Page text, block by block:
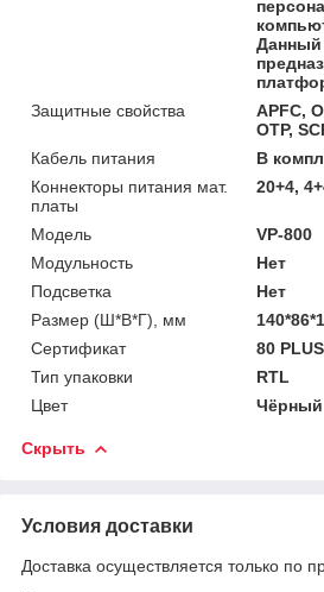
Данный
Защитные свойства
APFC,
OTP,
Кабель питания
В
Коннекторы питания мат.
платы
20+4,
Модель
VP-800
Модульность
Нет
Подсветка
Нет
Размер (Ш*В*Г), мм
Сертификат
80
Тип упаковки
RTL
Цвет
Чёрный
Скрыть
Условия доставки
Доставка осуществляется только по